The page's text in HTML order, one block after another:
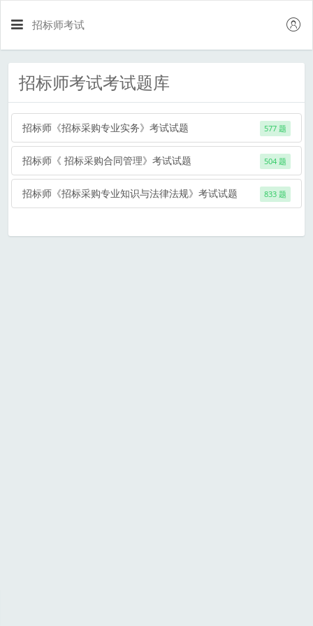
招标师考试
招标师考试考试题库
招标师《招标采购专业实务》考试试题 577 题
招标师《 招标采购合同管理》考试试题 504 题
招标师《招标采购专业知识与法律法规》考试试题 833 题